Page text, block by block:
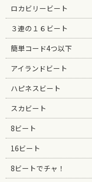
ロカビリービート
３連の１６ビート
簡単コード4つ以下
アイランドビート
ハピネスビート
スカビート
8ビート
16ビート
8ビートでチャ！